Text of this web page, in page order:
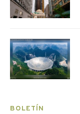
BOLETÍN